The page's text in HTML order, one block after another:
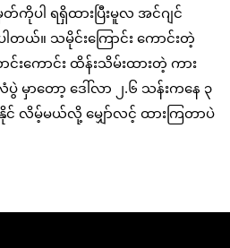
ပါ ရရှိထားပြီးမူလ အင်ဂျင်
တယ်။ သမိုင်းကြောင်း ကောင်းတဲ့
ောင်းကောင်း ထိန်းသိမ်းထားတဲ့ ကား
မှာတော့ ဒေါ်လာ ၂.၆ သန်းကနေ ၃
င် လိမ့်မယ်လို့ မျှော်လင့် ထားကြတာပဲ